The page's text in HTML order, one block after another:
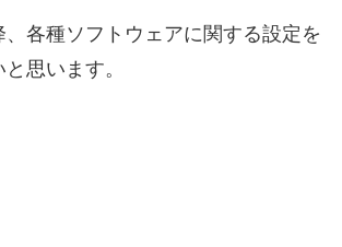
各種ソフトウェアに関する設定を
思います。